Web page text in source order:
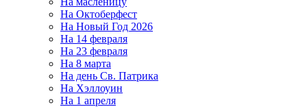
На Октоберфест
На Новый Год 2026
На 14 февраля
На 23 февраля
На 8 марта
На день Св. Патрика
На Хэллоуин
На 1 апреля